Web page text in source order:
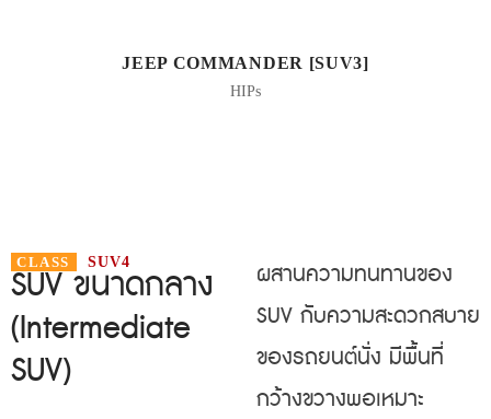
JEEP COMMANDER [SUV3]
HIPs
CLASS SUV4
SUV ขนาดกลาง
(Intermediate
SUV)
ผสานความทนทานของ
SUV กับความสะดวกสบาย
ของรถยนต์นั่ง มีพื้นที่
กว้างขวางพอเหมาะ